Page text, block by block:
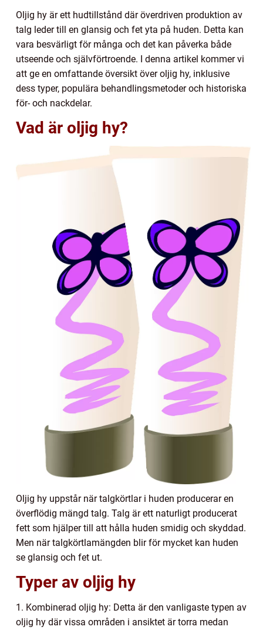
Oljig hy är ett hudtillstånd där överdriven produktion av
talg leder till en glansig och fet yta på huden. Detta kan
vara besvärligt för många och det kan påverka både
utseende och självförtroende. I denna artikel kommer vi
att ge en omfattande översikt över oljig hy, inklusive
dess typer, populära behandlingsmetoder och historiska
för- och nackdelar.
Vad är oljig hy?
Oljig hy uppstår när talgkörtlar i huden producerar en
överflödig mängd talg. Talg är ett naturligt producerat
fett som hjälper till att hålla huden smidig och skyddad.
Men när talgkörtlamängden blir för mycket kan huden
se glansig och fet ut.
Typer av oljig hy
1. Kombinerad oljig hy: Detta är den vanligaste typen av
oljig hy där vissa områden i ansiktet är torra medan